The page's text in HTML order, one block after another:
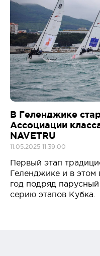
В Геленджике
Ассоциации
NAVETRU
11.05.2025 11:39:00
Первый этап
Геленджике и в
год подряд
серию этапов Кубка.